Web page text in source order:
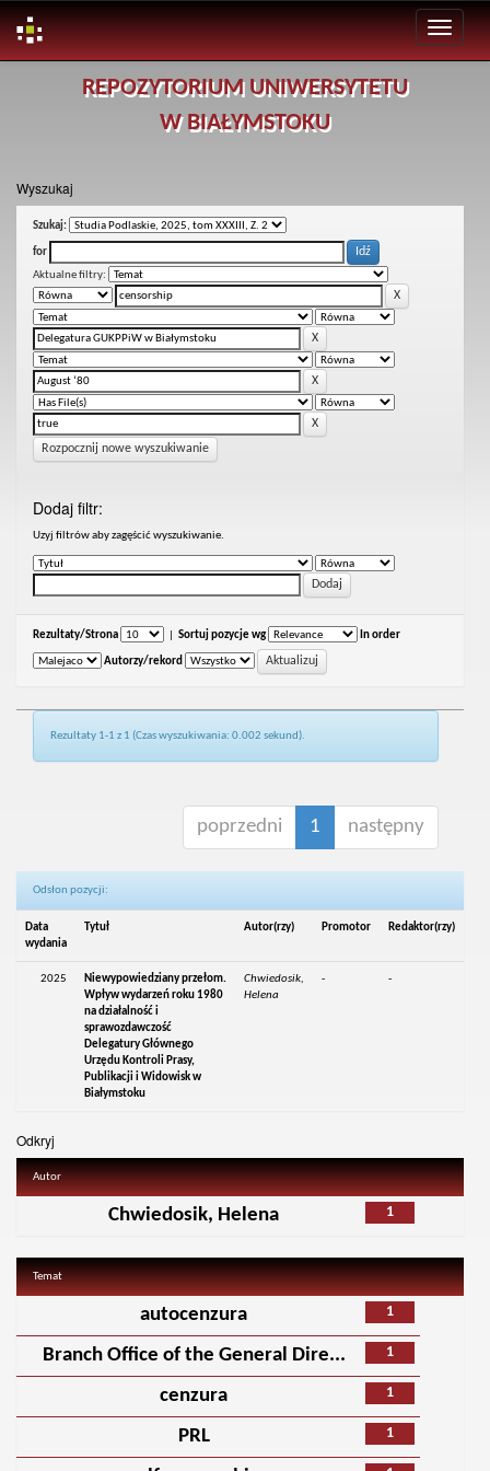
REPOZYTORIUM UNIWERSYTETU
W BIAŁYMSTOKU
Wyszukaj
Szukaj:
for
Aktualne filtry:
Rozpocznij nowe wyszukiwanie
Dodaj filtr:
Uzyj filtrów aby zagęścić wyszukiwanie.
Rezultaty/Strona Sortuj pozycje wg In order
Autorzy/rekord
Rezultaty 1-1 z 1 (Czas wyszukiwania: 0.002 sekund).
poprzedni 1 następny
Odsłon pozycji:
Data
wydania
Tytuł Autor(rzy) Promotor Redaktor(rzy)
2025
Niewypowiedziany przełom.
Wpływ wydarzeń roku 1980
na działalność i
sprawozdawczość
Delegatury Głównego
Urzędu Kontroli Prasy,
Publikacji i Widowisk w
Białymstoku
Chwiedosik,
Helena
- -
Odkryj
Autor
1
Chwiedosik, Helena
Temat
1
autocenzura
1
Branch Office of the General Dire...
1
cenzura
1
PRL